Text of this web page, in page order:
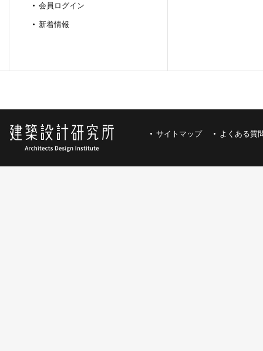
会員ログイン
新着情報
サイトマップ よくある質